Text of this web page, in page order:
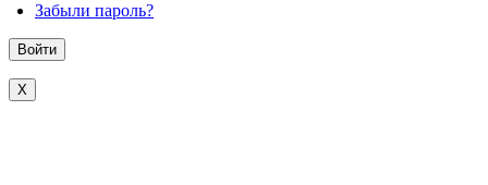
Забыли пароль?
X